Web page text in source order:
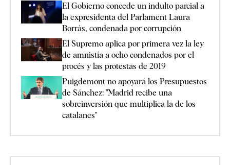
El Gobierno concede un indulto parcial a
la expresidenta del Parlament Laura
Borràs, condenada por corrupción
El Supremo aplica por primera vez la ley
de amnistía a ocho condenados por el
procés y las protestas de 2019
Puigdemont no apoyará los Presupuestos
de Sánchez: "Madrid recibe una
sobreinversión que multiplica la de los
catalanes"